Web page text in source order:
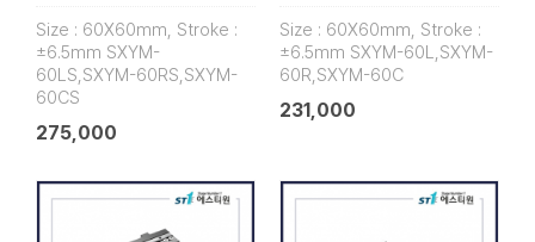
Size : 60X60mm, Stroke :
±6.5mm SXYM-
60LS,SXYM-60RS,SXYM-
60CS
275,000
Size : 60X60mm, Stroke :
±6.5mm SXYM-60L,SXYM-
60R,SXYM-60C
231,000